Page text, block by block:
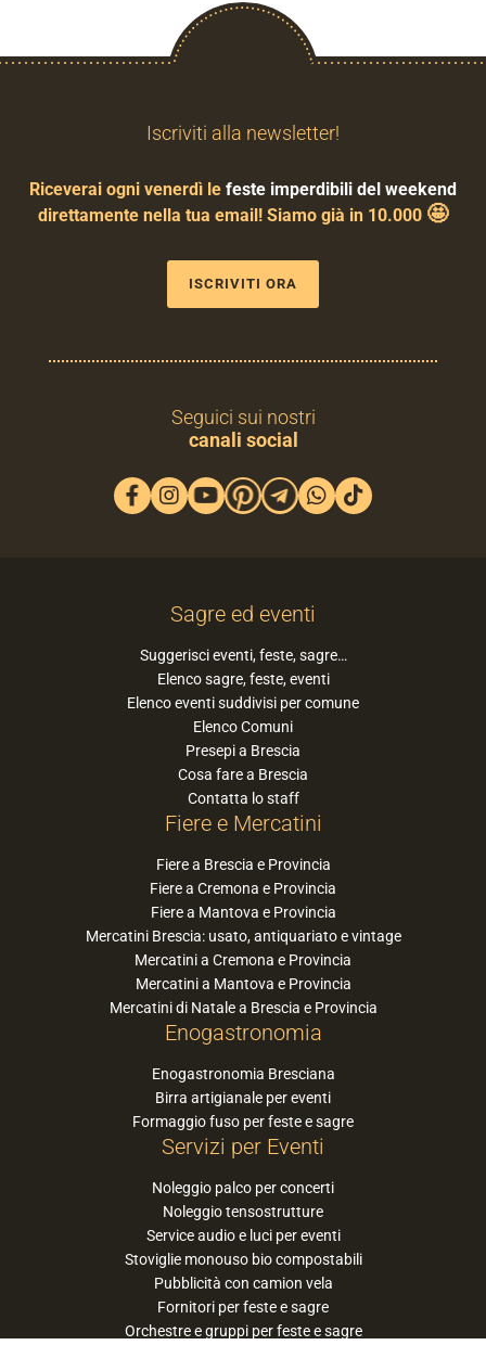
Iscriviti alla newsletter!
Riceverai ogni venerdì le feste imperdibili del weekend
direttamente nella tua email! Siamo già in 10.000 🤩
ISCRIVITI ORA
Seguici sui nostri
canali social
Sagre ed eventi
Suggerisci eventi, feste, sagre…
Elenco sagre, feste, eventi
Elenco eventi suddivisi per comune
Elenco Comuni
Presepi a Brescia
Cosa fare a Brescia
Contatta lo staff
Fiere e Mercatini
Fiere a Brescia e Provincia
Fiere a Cremona e Provincia
Fiere a Mantova e Provincia
Mercatini Brescia: usato, antiquariato e vintage
Mercatini a Cremona e Provincia
Mercatini a Mantova e Provincia
Mercatini di Natale a Brescia e Provincia
Enogastronomia
Enogastronomia Bresciana
Birra artigianale per eventi
Formaggio fuso per feste e sagre
Servizi per Eventi
Noleggio palco per concerti
Noleggio tensostrutture
Service audio e luci per eventi
Stoviglie monouso bio compostabili
Pubblicità con camion vela
Fornitori per feste e sagre
Orchestre e gruppi per feste e sagre